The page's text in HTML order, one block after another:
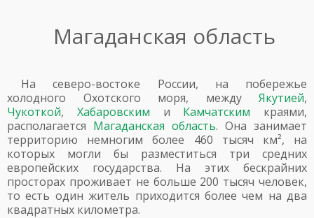
Магаданская область
На северо-востоке России, на побережье
холодного Охотского моря, между Якутией,
Чукоткой, Хабаровским и Камчатским краями,
располагается Магаданская область. Она занимает
территорию немногим более 460 тысяч км², на
которых могли бы разместиться три средних
европейских государства. На этих бескрайних
просторах проживает не больше 200 тысяч человек,
то есть один житель приходится более чем на два
квадратных километра.